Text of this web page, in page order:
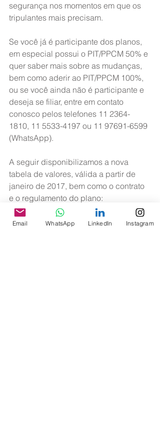
segurança nos momentos em que os
tripulantes mais precisam.
Se você já é participante dos planos,
em especial possui o PIT/PPCM 50% e
quer saber mais sobre as mudanças,
bem como aderir ao PIT/PPCM 100%,
ou se você ainda não é participante e
deseja se filiar, entre em contato
conosco pelos telefones 11 2364-
1810, 11 5533-4197 ou 11 97691-6599
(WhatsApp).
A seguir disponibilizamos a nova
tabela de valores, válida a partir de
janeiro de 2017, bem como o contrato
e o regulamento do plano:
• Tabela de Valores
Email WhatsApp LinkedIn Instagram